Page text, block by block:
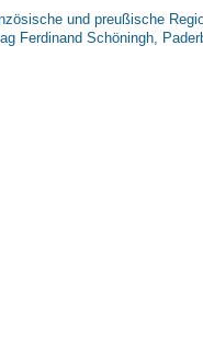
und preußische
Ferdinand Schöningh,